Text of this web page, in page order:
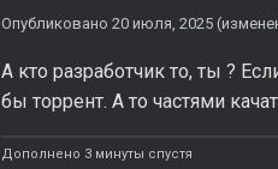
Опубликовано 20 июля, 2025
А кто разработчик то, ты ?
бы торрент. А то частями
Дополнено 3 минуты спустя